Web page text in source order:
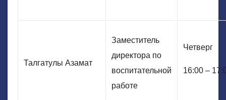
Талгатулы Азамат
Заместитель
директора по
воспитательной
работе
Четверг
16:00 –